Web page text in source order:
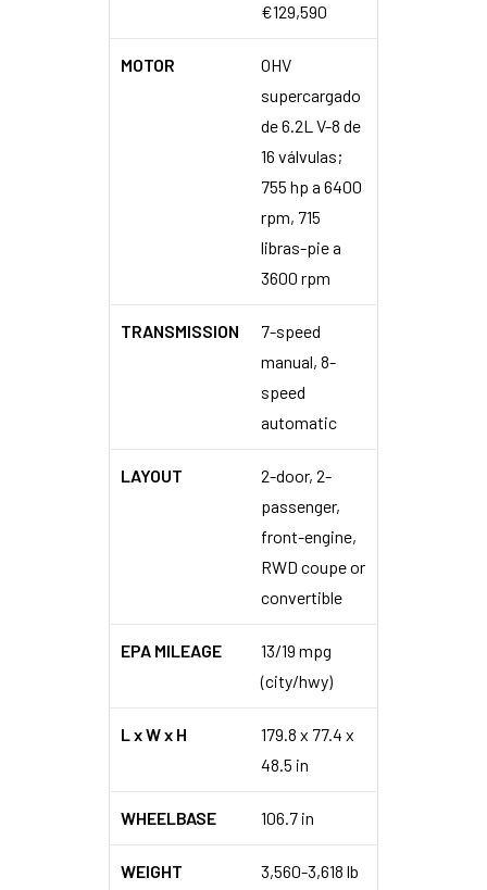
€129,590
MOTOR
OHV
supercargado
de 6.2L V-8 de
16 válvulas;
755 hp a 6400
rpm, 715
libras-pie a
3600 rpm
TRANSMISSION
7-speed
manual, 8-
speed
automatic
LAYOUT
2-door, 2-
passenger,
front-engine,
RWD coupe or
convertible
EPA MILEAGE
13/19 mpg
(city/hwy)
L x W x H
179.8 x 77.4 x
48.5 in
WHEELBASE 106.7 in
WEIGHT 3,560-3,618 lb